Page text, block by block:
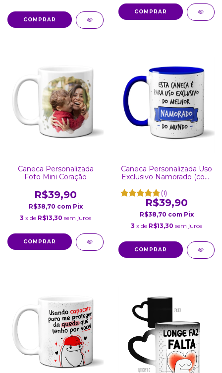
COMPRAR
COMPRAR
Caneca Personalizada
Foto Mini Coração
R$39,90
R$38,70 com Pix
3 x de R$13,30 sem juros
COMPRAR
Caneca Personalizada Uso
Exclusivo Namorado (com
(1)
R$39,90
R$38,70 com Pix
3 x de R$13,30 sem juros
COMPRAR